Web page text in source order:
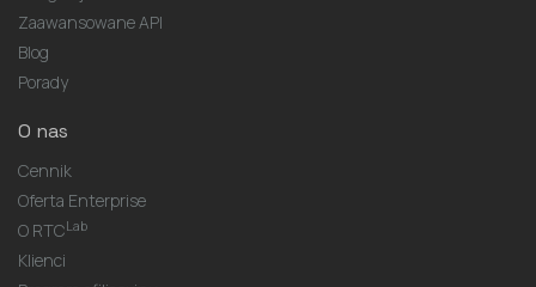
Zaawansowane API
Blog
Porady
O nas
Cennik
Oferta Enterprise
O RTCLab
Klienci